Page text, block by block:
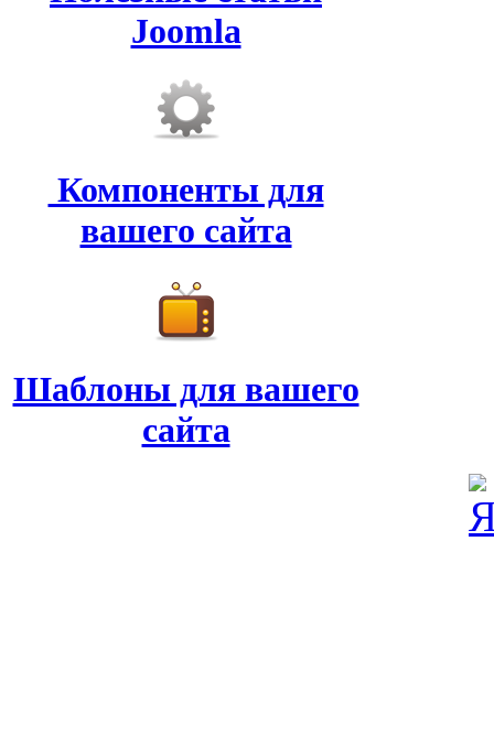
Joomla
Компоненты для
вашего сайта
Шаблоны для вашего
сайта